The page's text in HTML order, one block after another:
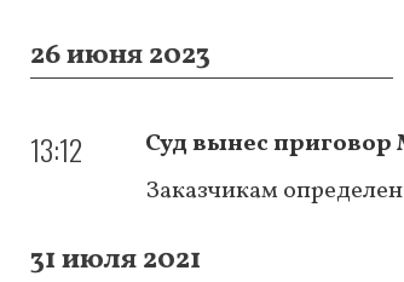
26 июня 2023
13:12
Суд вынес
Заказчикам
31 июля 2021